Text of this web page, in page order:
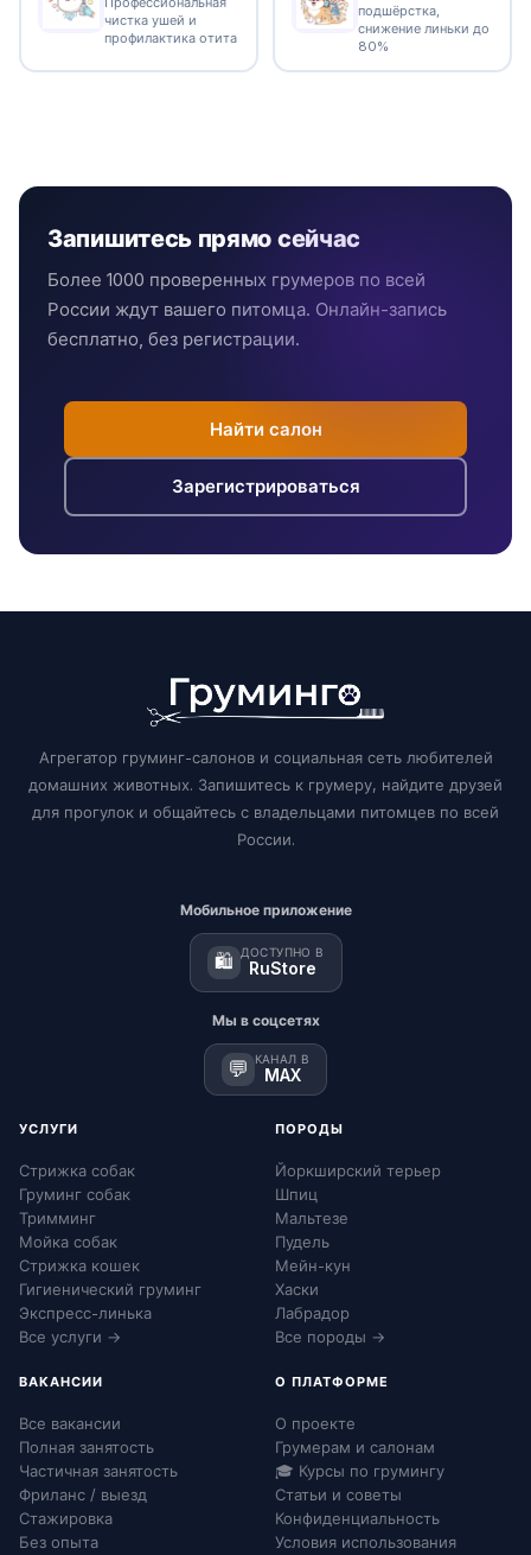
чистка ушей и
профилактика отита
подшёрстка,
снижение линьки до
80%
Запишитесь прямо сейчас
Более 1000 проверенных грумеров по всей
России ждут вашего питомца. Онлайн-запись
бесплатно, без регистрации.
Найти салон
Зарегистрироваться
Агрегатор груминг-салонов и социальная сеть любителей
домашних животных. Запишитесь к грумеру, найдите друзей
для прогулок и общайтесь с владельцами питомцев по всей
России.
Мобильное приложение
🛍️ ДОСТУПНО В
RuStore
Мы в соцсетях
💬 КАНАЛ В
MAX
УСЛУГИ
Стрижка собак
Груминг собак
Тримминг
Мойка собак
Стрижка кошек
Гигиенический груминг
Экспресс-линька
Все услуги →
ПОРОДЫ
Йоркширский терьер
Шпиц
Мальтезе
Пудель
Мейн-кун
Хаски
Лабрадор
Все породы →
ВАКАНСИИ
Все вакансии
Полная занятость
Частичная занятость
Фриланс / выезд
Стажировка
Без опыта
О ПЛАТФОРМЕ
О проекте
Грумерам и салонам
🎓 Курсы по грумингу
Статьи и советы
Конфиденциальность
Условия использования